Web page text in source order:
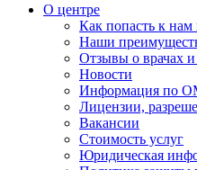
О центре
Как попасть к нам
Наши
Отзывы о врачах
Новости
Информация по
Лицензии,
Вакансии
Стоимость услуг
Юридическая